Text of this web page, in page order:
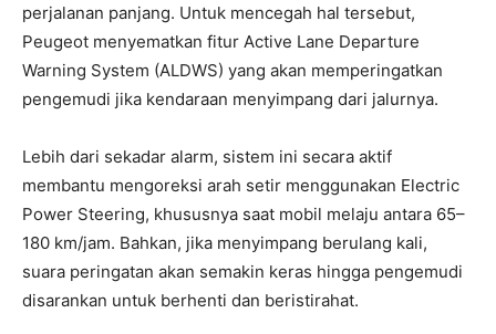
perjalanan panjang. Untuk mencegah hal tersebut,
Peugeot menyematkan fitur Active Lane Departure
Warning System (ALDWS) yang akan memperingatkan
pengemudi jika kendaraan menyimpang dari jalurnya.
Lebih dari sekadar alarm, sistem ini secara aktif
membantu mengoreksi arah setir menggunakan Electric
Power Steering, khususnya saat mobil melaju antara 65–
180 km/jam. Bahkan, jika menyimpang berulang kali,
suara peringatan akan semakin keras hingga pengemudi
disarankan untuk berhenti dan beristirahat.